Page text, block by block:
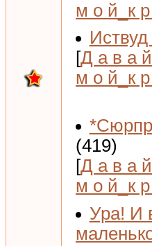
м о й_к
[Д а в а
м о й_к
(419)
[Д а в а
м о й_к
Ура! И